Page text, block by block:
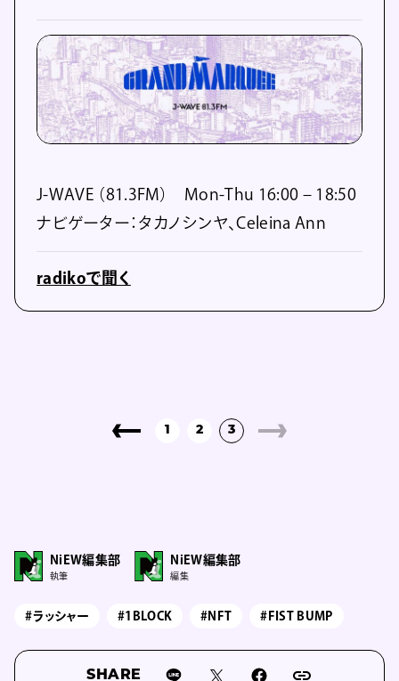
J-WAVE （81.3FM） Mon-Thu 16:00 – 18:50
ナビゲーター：タカノシンヤ、Celeina Ann
radikoで聞く
1 2 3
NiEW編集部
執筆
NiEW編集部
編集
#ラッシャー #1BLOCK #NFT #FIST BUMP
SHARE